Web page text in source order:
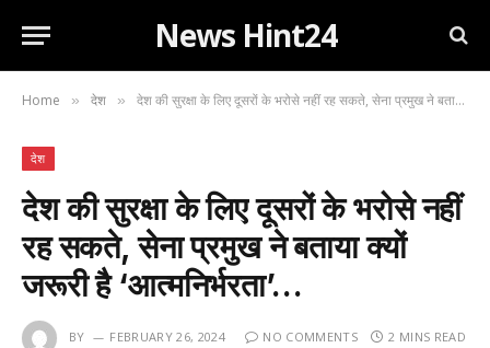
News Hint24
Home » देश » देश की सुरक्षा के लिए दूसरों के भरोसे नहीं रह सकते, सेना प्रमुख ने बताया क्यों जरूरी है ‘आत्मनिर्भरता’…
देश
देश की सुरक्षा के लिए दूसरों के भरोसे नहीं
रह सकते, सेना प्रमुख ने बताया क्यों
जरूरी है ‘आत्मनिर्भरता’…
BY FEBRUARY 26, 2024 NO COMMENTS 2 MINS READ